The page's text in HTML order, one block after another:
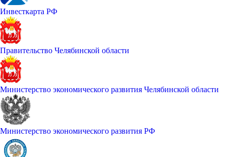
Инвесткарта РФ
Правительство Челябинской области
Министерство экономического развития Челябинской области
Министерство экономического развития РФ